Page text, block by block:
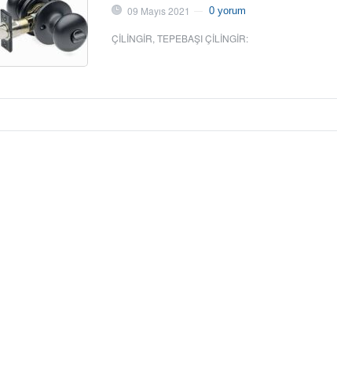
09 Mayıs 2021 0 yorum
ÇILINGIR,TEPEBAŞI ÇILINGIR: